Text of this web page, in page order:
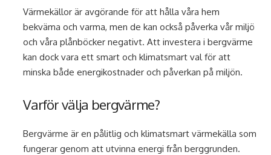
Värmekällor är avgörande för att hålla våra hem
bekväma och varma, men de kan också påverka vår miljö
och våra plånböcker negativt. Att investera i bergvärme
kan dock vara ett smart och klimatsmart val för att
minska både energikostnader och påverkan på miljön.
Varför välja bergvärme?
Bergvärme är en pålitlig och klimatsmart värmekälla som
fungerar genom att utvinna energi från berggrunden.